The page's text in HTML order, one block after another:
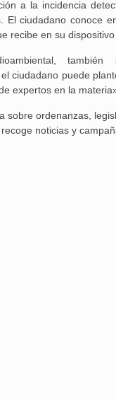
a la incidencia
ciudadano conoce
recibe en su dispositivo
ciudadano puede
expertos en la
ordenanzas,
noticias y